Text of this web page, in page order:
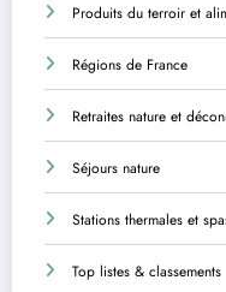
Produits du terroir et
Régions de France
Retraites nature et
Séjours nature
Stations thermales et
Top listes & classements